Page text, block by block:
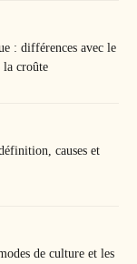
: différences avec le
la croûte
causes et
de culture et les